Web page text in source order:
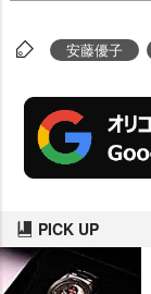
安藤優子
PICK UP